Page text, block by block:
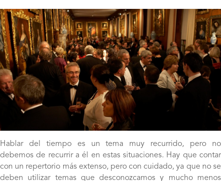
Hablar del tiempo es un tema muy recurrido, pero no
debemos de recurrir a él en estas situaciones. Hay que contar
con un repertorio más extenso, pero con cuidado, ya que no se
deben utilizar temas que desconozcamos y mucho menos